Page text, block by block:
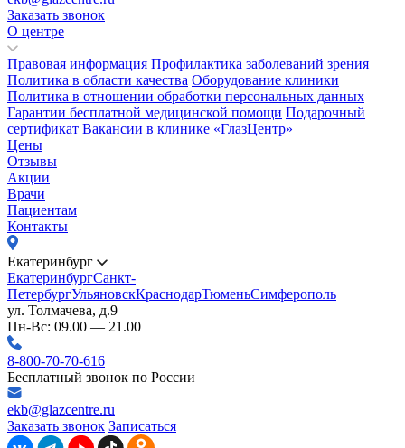
Заказать звонок
О центре
Правовая информация Профилактика заболеваний зрения
Политика в области качества Оборудование клиники
Политика в отношении обработки персональных данных
Гарантии бесплатной медицинской помощи Подарочный
сертификат Вакансии в клинике «ГлазЦентр»
Цены
Отзывы
Акции
Врачи
Пациентам
Контакты
Екатеринбург
ЕкатеринбургСанкт-
ПетербургУльяновскКраснодарТюменьСимферополь
ул. Толмачева, д.9
Пн-Вс: 09.00 — 21.00
8-800-70-70-616
Бесплатный звонок по России
ekb@glazcentre.ru
Заказать звонок Записаться